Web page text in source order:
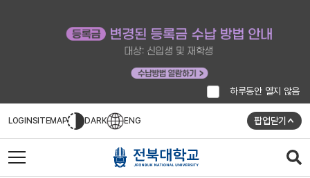
하루동안 열지 않음
LOGINSITEMAP DARK ENG 팝업닫기